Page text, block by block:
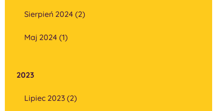
Sierpień 2024 (2)
Maj 2024 (1)
2023
Lipiec 2023 (2)